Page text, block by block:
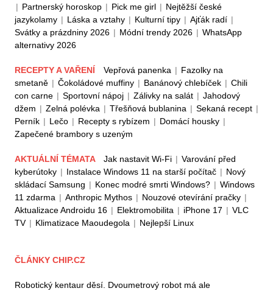
| Partnerský horoskop | Pick me girl | Nejtěžší české
jazykolamy | Láska a vztahy | Kulturní tipy | Ajťák radí |
Svátky a prázdniny 2026 | Módní trendy 2026 | WhatsApp
alternativy 2026
RECEPTY A VAŘENÍ Vepřová panenka | Fazolky na
smetaně | Čokoládové muffiny | Banánový chlebíček | Chili
con carne | Sportovní nápoj | Zálivky na salát | Jahodový
džem | Zelná polévka | Třešňová bublanina | Sekaná recept |
Perník | Lečo | Recepty s rybízem | Domácí housky |
Zapečené brambory s uzeným
AKTUÁLNÍ TÉMATA Jak nastavit Wi-Fi | Varování před
kyberútoky | Instalace Windows 11 na starší počítač | Nový
skládací Samsung | Konec modré smrti Windows? | Windows
11 zdarma | Anthropic Mythos | Nouzové otevírání pračky |
Aktualizace Androidu 16 | Elektromobilita | iPhone 17 | VLC
TV | Klimatizace Maoudegola | Nejlepší Linux
ČLÁNKY CHIP.CZ
Robotický kentaur děsí. Dvoumetrový robot má ale